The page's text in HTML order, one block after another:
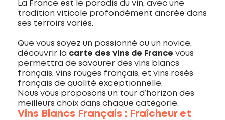
La France est le paradis du vin, avec une
tradition viticole profondément ancrée dans
ses terroirs variés.
Que vous soyez un passionné ou un novice,
découvrir la carte des vins de France vous
permettra de savourer des vins blancs
français, vins rouges français, et vins rosés
français de qualité exceptionnelle.
Nous vous proposons un tour d’horizon des
meilleurs choix dans chaque catégorie.
Vins Blancs Français : Fraîcheur et